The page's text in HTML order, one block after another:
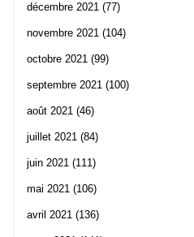
décembre 2021 (77)
novembre 2021 (104)
octobre 2021 (99)
septembre 2021 (100)
août 2021 (46)
juillet 2021 (84)
juin 2021 (111)
mai 2021 (106)
avril 2021 (136)